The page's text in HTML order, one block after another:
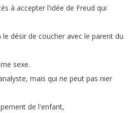
à accepter l'idée de Freud qui
le désir de coucher avec le parent du
sexe.
, mais qui ne peut pas nier
de l'enfant,